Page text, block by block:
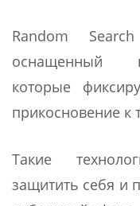
Random
оснащенный
которые
прикосновение к
Такие
защитить себя и